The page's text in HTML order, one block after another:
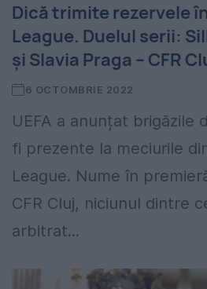
Dică trimite rezervele
League. Duelul serii:
și Slavia Praga – CFR
6 OCTOMBRIE 2022
UEFA a anunțat brigăzile
fi prezente la meciurile
League. Nume în
CFR Cluj, niciunul dintre
arbitrat...